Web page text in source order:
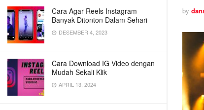
Cara Agar Reels Instagram
Banyak Ditonton Dalam Sehari
DESEMBER 4, 2023
Cara Download IG Video dengan
Mudah Sekali Klik
APRIL 13, 2024
by